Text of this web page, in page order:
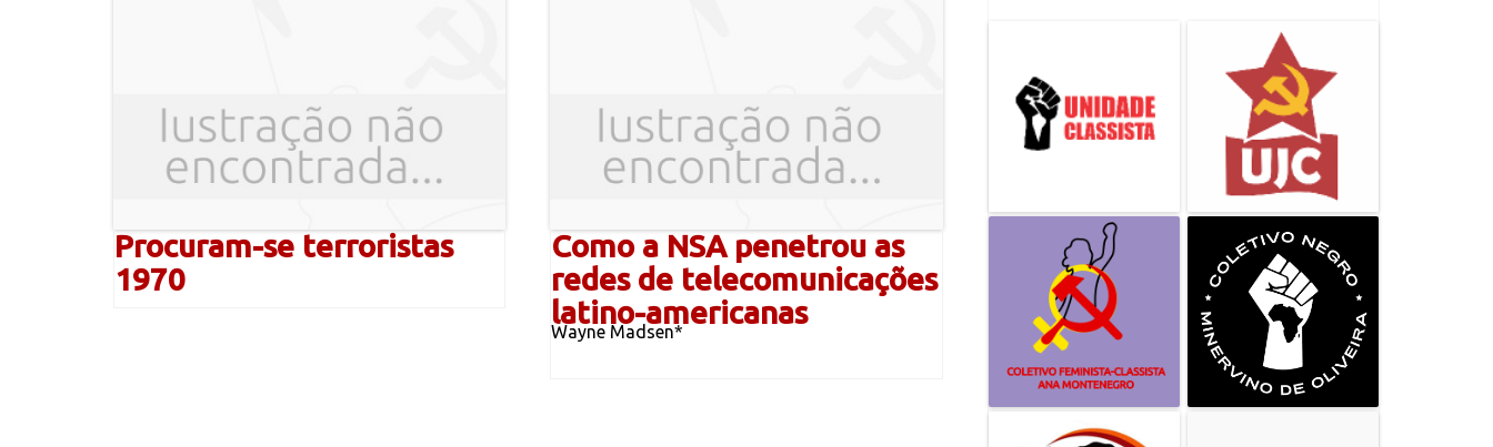
Procuram-se terroristas
1970
Como a NSA penetrou as
redes de telecomunicações
latino-americanas
Wayne Madsen*